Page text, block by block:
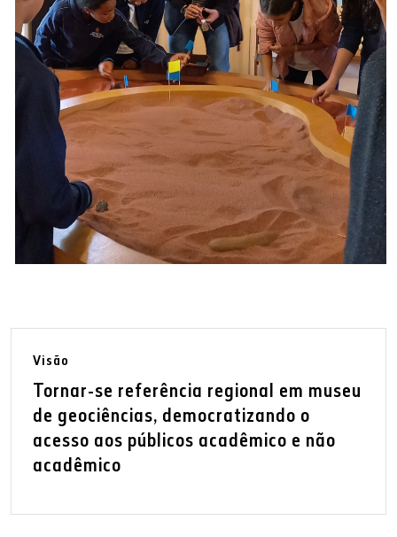
Visão
Tornar-se referência regional em museu
de geociências, democratizando o
acesso aos públicos acadêmico e não
acadêmico